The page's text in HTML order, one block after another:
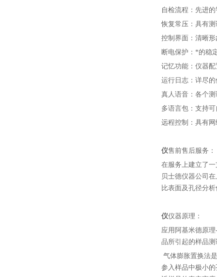
自检流程：先进
恢复常压：具有
控制界面：清晰
断电保护：*的稳
记忆功能：仪器
运行日志：详尽
真人语音：各个
多语言包：支持
远程控制：具有
仪售前售后服务：
在服务上建立了
贝士德仪器公司
比表面及孔径分
仪仪器原理：
应用阿基米德原
品所引起的样品
气体膨胀置换法
参入样品中极小